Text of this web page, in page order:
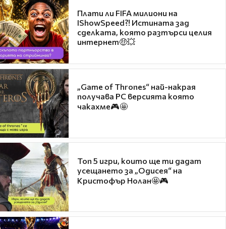
Плати ли FIFA милиони на
IShowSpeed?! Истината зад
сделката, която разтърси целия
интернет🤑💥
„Game of Thrones“ най-накрая
получава PC версията която
чакахме🎮🤩
Топ 5 игри, които ще ти дадат
усещането за „Одисея“ на
Кристофър Нолан🤩🎮